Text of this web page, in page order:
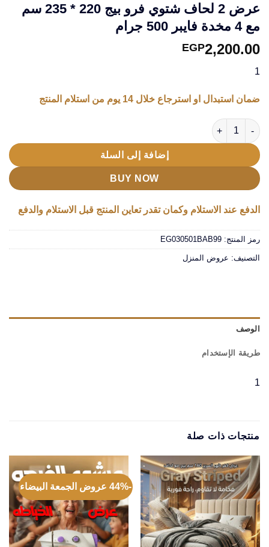
عرض 2 لحاف شتوي فرو بيج 220 * 235 سم
مع 4 مخدة فايبر 500 جرام
EGP2,200.00
1
ضمان استبدال او استرجاع خلال 14 يوم من استلام المنتج
كمية عرض 2 لحاف شتوي فرو بيج 220 * 235 سم مع 4 مخدة فايبر 500 جرام
إضافة إلى السلة
BUY NOW
الدفع عند الاستلام وكمان تقدر تعاين المنتج قبل الاستلام والدفع
رمز المنتج: EG030501BAB99
التصنيف: عروض المنزل
الوصف
طريقة الإستخدام
1
منتجات ذات صلة
-44% عروض الجمعة البيضاء